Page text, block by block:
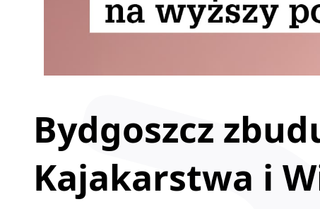
Bydgoszcz
Kajakarstwa i